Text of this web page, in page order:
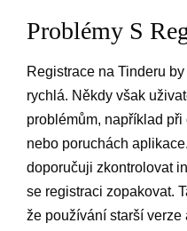
Problémy S
Registrace na Tinderu
rychlá. Někdy však
problémům, například
nebo poruchách
doporučuji zkontrolovat
se registraci zopakovat.
že používání starší